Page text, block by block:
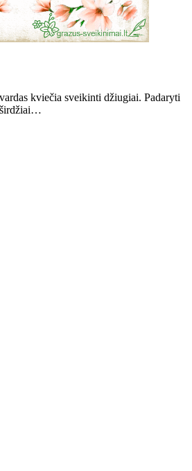
kviečia sveikinti džiugiai. Padaryti